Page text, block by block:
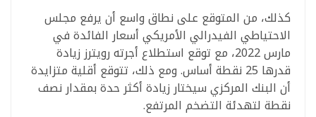
كذلك، من المتوقع على نطاق واسع أن يرفع مجلس
الاحتياطي الفيدرالي الأمريكي أسعار الفائدة في
مارس 2022، مع توقع استطلاع أجرته رويترز زيادة
قدرها 25 نقطة أساس. ومع ذلك، تتوقع أقلية متزايدة
أن البنك المركزي سيختار زيادة أكثر حدة بمقدار نصف
نقطة لتهدئة التضخم المرتفع.